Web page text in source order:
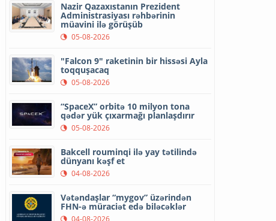
Nazir Qazaxıstanın Prezident
Administrasiyası rəhbərinin
müavini ilə görüşüb
05-08-2026
"Falcon 9" raketinin bir hissəsi Ayla
toqquşacaq
05-08-2026
“SpaceX” orbitə 10 milyon tona
qədər yük çıxarmağı planlaşdırır
05-08-2026
Bakcell rouminqi ilə yay tətilində
dünyanı kəşf et
04-08-2026
Vətəndaşlar “mygov” üzərindən
FHN-ə müraciət edə biləcəklər
04-08-2026